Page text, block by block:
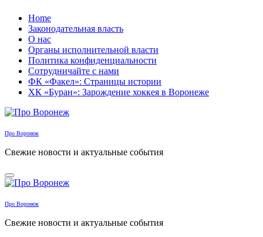
Перейти
содержанию
Home
Законодательная власть
О нас
Органы исполнительной власти
Политика конфиденциальности
Сотрудничайте с нами
ФК «Факел»: Страницы истории
ХК «Буран»: Зарождение хоккея в Воронеже
Про Воронеж
Свежие новости и актуальные события
Про Воронеж
Свежие новости и актуальные события